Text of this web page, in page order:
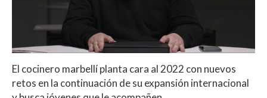
El cocinero marbellí planta cara al 2022 con nuevos
retos en la continuación de su expansión internacional